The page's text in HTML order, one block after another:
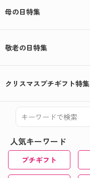
母の日特集
敬老の日特集
クリスマスプチギフト特集
人気キーワード
プチギフト